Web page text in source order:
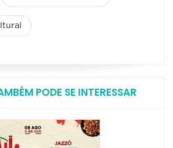
PODE SE INTERESSAR